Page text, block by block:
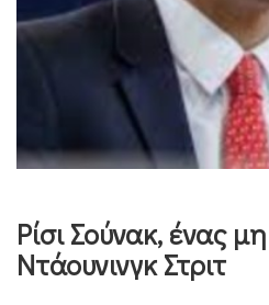
Ρίσι Σούνακ, ένας
Ντάουνινγκ Στριτ